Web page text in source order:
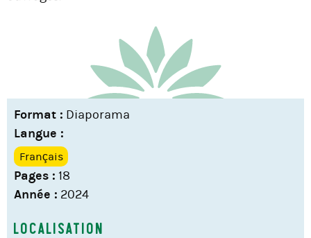
Format : Diaporama
Langue :
Français
Pages : 18
Année : 2024
Localisation